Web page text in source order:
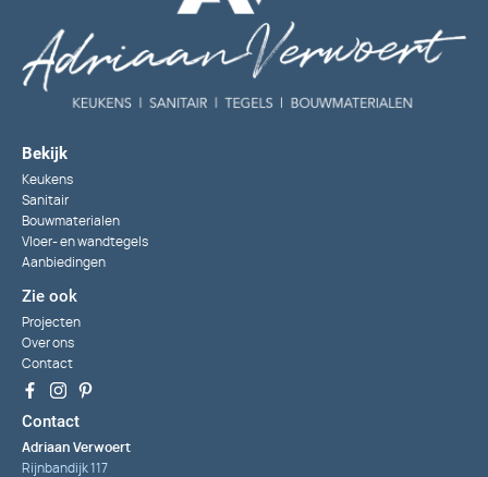
Bekijk
Keukens
Sanitair
Bouwmaterialen
Vloer- en wandtegels
Aanbiedingen
Zie ook
Projecten
Over ons
Contact
Contact
Adriaan Verwoert
Rijnbandijk 117